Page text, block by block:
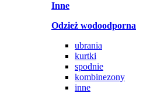
Inne
Odzież wodoodporna
ubrania
kurtki
spodnie
kombinezony
inne